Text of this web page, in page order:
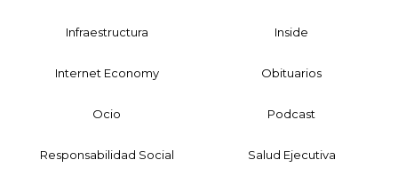
Infraestructura Inside
Internet Economy Obituarios
Ocio Podcast
Responsabilidad Social Salud Ejecutiva